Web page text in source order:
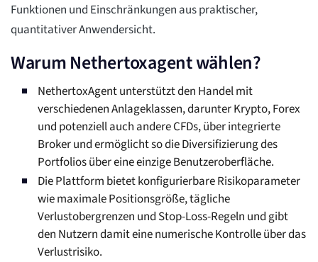
Funktionen und Einschränkungen aus praktischer,
quantitativer Anwendersicht.
Warum Nethertoxagent wählen?
NethertoxAgent unterstützt den Handel mit
verschiedenen Anlageklassen, darunter Krypto, Forex
und potenziell auch andere CFDs, über integrierte
Broker und ermöglicht so die Diversifizierung des
Portfolios über eine einzige Benutzeroberfläche.
Die Plattform bietet konfigurierbare Risikoparameter
wie maximale Positionsgröße, tägliche
Verlustobergrenzen und Stop-Loss-Regeln und gibt
den Nutzern damit eine numerische Kontrolle über das
Verlustrisiko.